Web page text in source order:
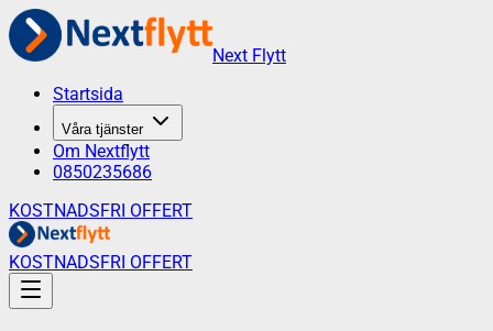
Next Flytt
Startsida
Våra tjänster
Om Nextflytt
0850235686
KOSTNADSFRI OFFERT
KOSTNADSFRI OFFERT